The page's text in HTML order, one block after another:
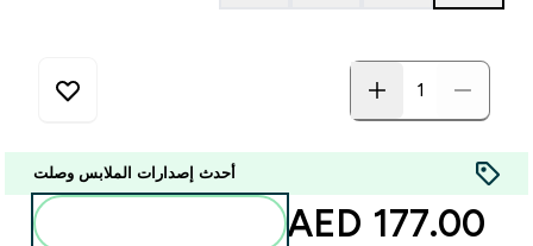
أحدث إصدارات الملابس وصلت
177.00 AED‎